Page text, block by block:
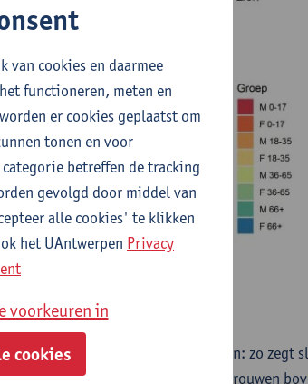
generaties en tussen de geslachten: zo zegt
aan de regel zullen houden. Bij vrouwen
van cookies en daarmee
functioneren, meten en
er cookies geplaatst om
tonen en voor
betreffen de tracking
gevolgd door middel van
alle cookies' te klikken
het UAntwerpen Privacy
voorkeuren in
cookies